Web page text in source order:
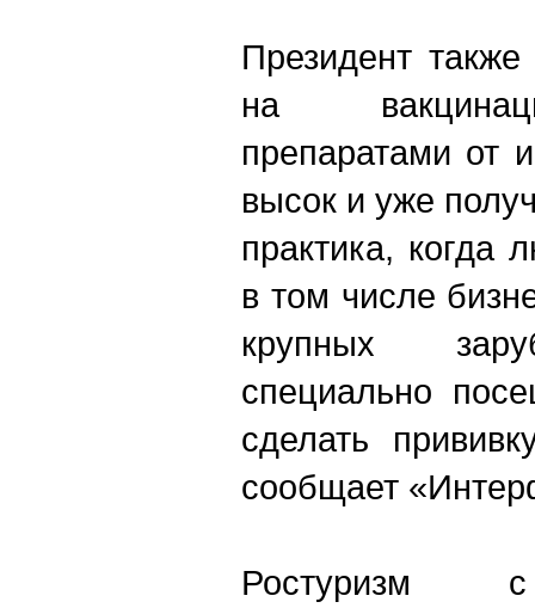
Президент
на
препаратами от
высок и уже
практика, когда
в том числе
крупных
специально
сделать
сообщает
Ростуризм с